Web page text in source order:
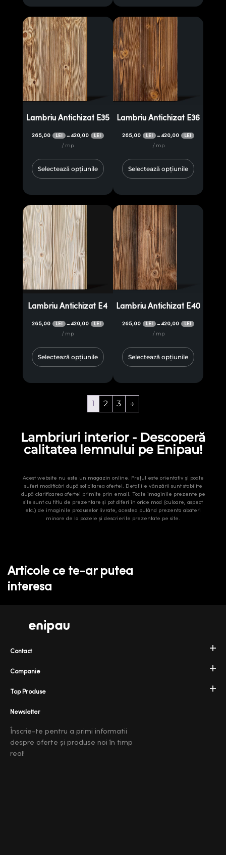
Lambriu Antichizat E35
265,00 LEI –420,00 LEI
/ mp
Selectează opțiunile
Lambriu Antichizat E36
265,00 LEI –420,00 LEI
/ mp
Selectează opțiunile
Lambriu Antichizat E4
265,00 LEI –420,00 LEI
/ mp
Selectează opțiunile
Lambriu Antichizat E40
265,00 LEI –420,00 LEI
/ mp
Selectează opțiunile
1 2 3 →
Lambriuri interior - Descoperă
calitatea lemnului pe Enipau!
Acest website nu este un magazin online. Prețul este orientativ și poate
suferi modificări după solicitarea ofertei. Detaliile vânzării sunt stabilite
după clarificarea ofertei primite prin email. Toate imaginile prezente pe
site sunt cu titlu de prezentare și pot diferi în orice mod (culoare, aspect
etc.) de imaginile produselor livrate, acestea putând prezenta abateri
minore de la pozele și descrierile prezentate pe site.
Articole ce te-ar putea
interesa
Companie
Top Produse
Contact
Newsletter
Înscrie-te pentru a primi informatii
despre oferte și produse noi în timp
real!